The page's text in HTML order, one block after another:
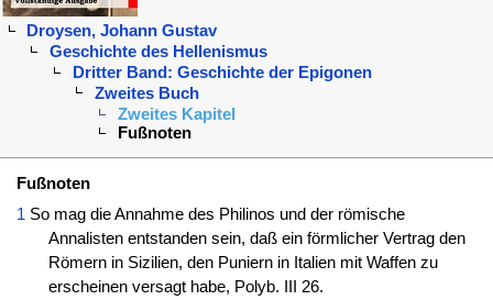
Droysen, Johann Gustav
Geschichte des Hellenismus
Dritter Band: Geschichte der Epigonen
Zweites Buch
Zweites Kapitel
Fußnoten
Fußnoten
1 So mag die Annahme des Philinos und der römische
Annalisten entstanden sein, daß ein förmlicher Vertrag den
Römern in Sizilien, den Puniern in Italien mit Waffen zu
erscheinen versagt habe, Polyb. III 26.